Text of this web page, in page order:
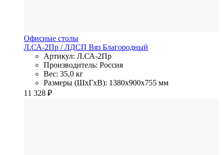
Офисные столы
Л.СА-2Пр / ЛДСП Вяз Благородный
Артикул: Л.СА-2Пр
Производитель: Россия
Вес: 35,0 кг
Размеры (ШхГхВ): 1380x900x755 мм
11 328 ₽